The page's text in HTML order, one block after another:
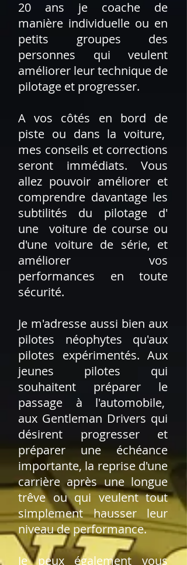
20 ans je coache de
manière individuelle ou en
petits groupes des
personnes qui veulent
améliorer leur technique de
pilotage et progresser.
A vos côtés en bord de
piste ou dans la voiture,
mes conseils et corrections
seront immédiats. Vous
allez pouvoir améliorer et
comprendre davantage les
subtilités du pilotage d'
une voiture de course ou
d'une voiture de série, et
améliorer vos
performances en toute
sécurité.
Je m'adresse aussi bien aux
pilotes néophytes qu'aux
pilotes expérimentés. Aux
jeunes pilotes qui
souhaitent préparer le
passage à l'automobile,
aux Gentleman Drivers qui
désirent progresser et
préparer une échéance
importante, la reprise d'une
carrière après une longue
trêve ou qui veulent tout
simplement hausser leur
niveau de performance.
Je peux également vous